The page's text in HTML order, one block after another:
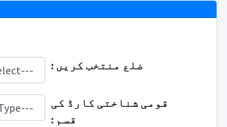
ضلع منتخب کریں :
قومی شناختی کارڈ کی
قسم :